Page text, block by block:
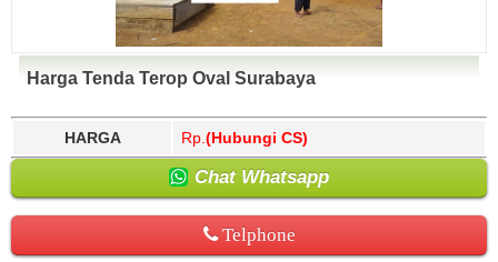
Harga Tenda Terop Oval Surabaya
HARGA Rp. (Hubungi CS)
Chat Whatsapp
Telphone